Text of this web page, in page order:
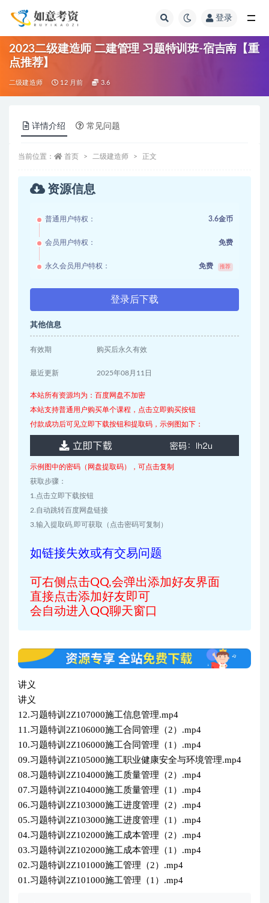
登录
2023二级建造师 二建管理 习题特训班-宿吉南【重
点推荐】
二级建造师 12 月前 3.6
详情介绍 常见问题
当前位置： 首页 二级建造师 正文
资源信息
普通用户特权： 3.6金币
会员用户特权： 免费
永久会员用户特权： 免费 推荐
登录后下载
其他信息
有效期 购买后永久有效
最近更新 2025年08月11日
本站所有资源均为：百度网盘不加密
本站支持普通用户购买单个课程，点击立即购买按钮
付款成功后可见立即下载按钮和提取码，示例图如下：
示例图中的密码（网盘提取码），可点击复制
获取步骤：
1.点击立即下载按钮
2.自动跳转百度网盘链接
3.输入提取码,即可获取（点击密码可复制）
如链接失效或有交易问题
可右侧点击QQ,会弹出添加好友界面
直接点击添加好友即可
会自动进入QQ聊天窗口
讲义
讲义
12.习题特训2Z107000施工信息管理.mp4
11.习题特训2Z106000施工合同管理（2）.mp4
10.习题特训2Z106000施工合同管理（1）.mp4
09.习题特训2Z105000施工职业健康安全与环境管理.mp4
08.习题特训2Z104000施工质量管理（2）.mp4
07.习题特训2Z104000施工质量管理（1）.mp4
06.习题特训2Z103000施工进度管理（2）.mp4
05.习题特训2Z103000施工进度管理（1）.mp4
04.习题特训2Z102000施工成本管理（2）.mp4
03.习题特训2Z102000施工成本管理（1）.mp4
02.习题特训2Z101000施工管理（2）.mp4
01.习题特训2Z101000施工管理（1）.mp4